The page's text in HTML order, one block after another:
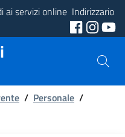
ai servizi online Indirizzario
/ Personale /